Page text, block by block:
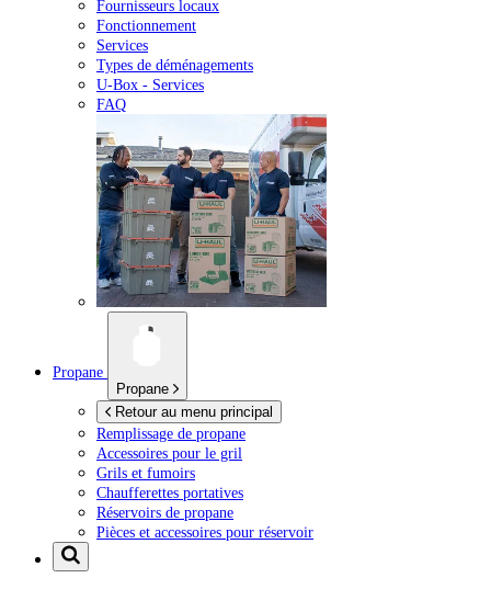
Fournisseurs locaux
Fonctionnement
Services
Types de déménagements
U-Box - Services
FAQ
Propane
Propane
Retour au menu principal
Remplissage de propane
Accessoires pour le gril
Grils et fumoirs
Chaufferettes portatives
Réservoirs de propane
Pièces et accessoires pour réservoir